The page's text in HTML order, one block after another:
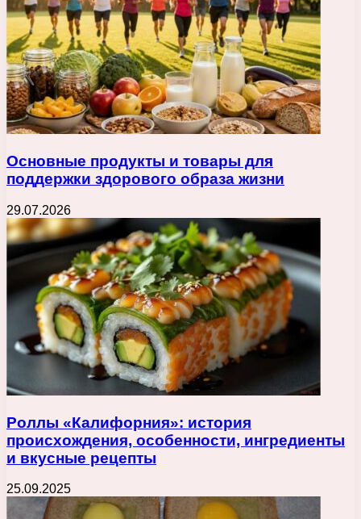
Основные продукты и товары для
поддержки здорового образа жизни
29.07.2026
Роллы «Калифорния»: история
происхождения, особенности, ингредиенты
и вкусные рецепты
25.09.2025